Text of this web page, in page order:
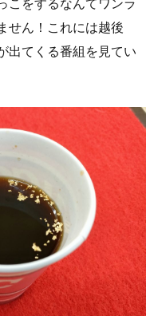
せん！これには越後
出てくる番組を見てい